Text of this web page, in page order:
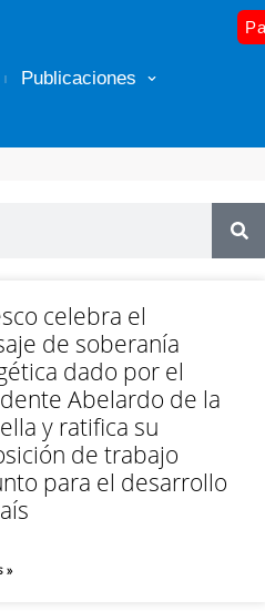
Publicaciones
celebra el
de soberanía
dado por el
Abelardo de la
y ratifica su
de trabajo
para el desarrollo
»